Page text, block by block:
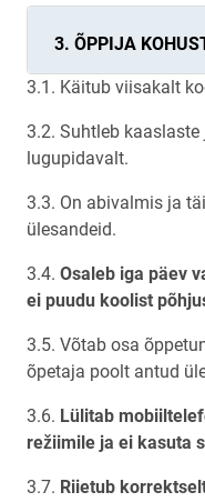
3. ÕPPIJA
3.1. Käitub viisakalt
3.2. Suhtleb
lugupidavalt.
3.3. On abivalmis ja
ülesandeid.
3.4. Osaleb iga päev
ei puudu koolist
3.5. Võtab osa
õpetaja poolt antud
3.6. Lülitab
režiimile ja ei kasuta
3.7. Riietub